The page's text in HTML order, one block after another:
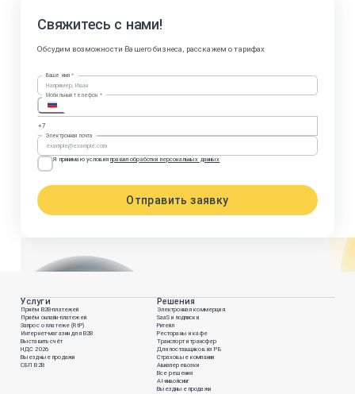
Свяжитесь с нами!
Обсудим возможности Вашего бизнеса, расскажем о тарифах
Ваше имя *
Мобильный телефон *
Электронная почта
Я принимаю условияправил обработки персональных данных
Отправить заявку
Услуги
Приём B2B-платежей
Приём онлайн-платежей
Запрос о платеже (RtP)
Интернет-магазин для B2B
Выставить счёт
НДС 2026
Выездные продажи
СБП B2B
Решения
Электронная коммерция
SaaS и подписки
Ритейл
Рестораны и кафе
Транспорт и трансфер
Для поставщиков из РБ
Страховые компании
Авиаперевозки
Все решения
AI-инвойсинг
Выездные продажи